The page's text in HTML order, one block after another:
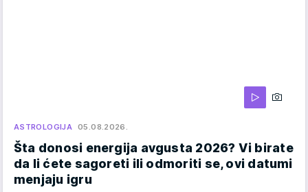
ASTROLOGIJA 05.08.2026.
Šta donosi energija avgusta 2026? Vi birate
da li ćete sagoreti ili odmoriti se, ovi datumi
menjaju igru